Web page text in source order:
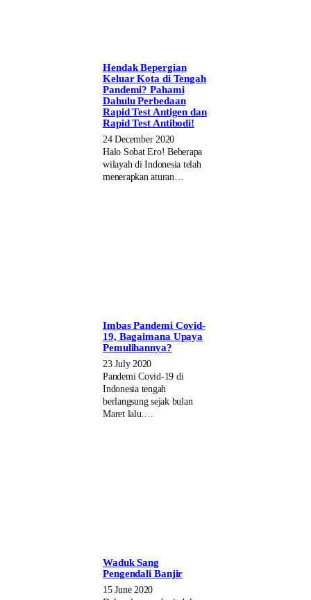
Hendak Bepergian
Keluar Kota di Tengah
Pandemi? Pahami
Dahulu Perbedaan
Rapid Test Antigen dan
Rapid Test Antibodi!
24 December 2020
Halo Sobat Ero! Beberapa
wilayah di Indonesia telah
menerapkan aturan…
Imbas Pandemi Covid-
19, Bagaimana Upaya
Pemulihannya?
23 July 2020
Pandemi Covid-19 di
Indonesia tengah
berlangsung sejak bulan
Maret lalu.…
Waduk Sang
Pengendali Banjir
15 June 2020